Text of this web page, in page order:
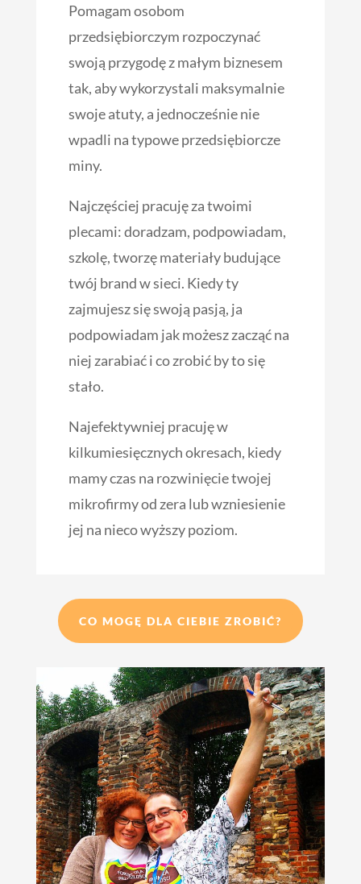
Pomagam osobom
przedsiębiorczym rozpoczynać
swoją przygodę z małym biznesem
tak, aby wykorzystali maksymalnie
swoje atuty, a jednocześnie nie
wpadli na typowe przedsiębiorcze
miny.
Najczęściej pracuję za twoimi
plecami: doradzam, podpowiadam,
szkolę, tworzę materiały budujące
twój brand w sieci. Kiedy ty
zajmujesz się swoją pasją, ja
podpowiadam jak możesz zacząć na
niej zarabiać i co zrobić by to się
stało.
Najefektywniej pracuję w
kilkumiesięcznych okresach, kiedy
mamy czas na rozwinięcie twojej
mikrofirmy od zera lub wzniesienie
jej na nieco wyższy poziom.
CO MOGĘ DLA CIEBIE ZROBIĆ?